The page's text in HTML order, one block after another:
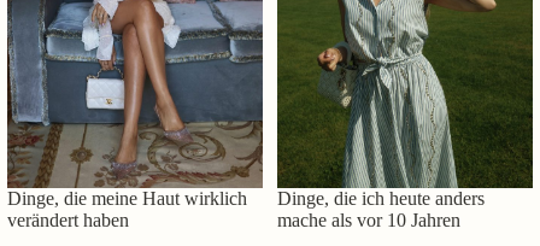
Dinge, die meine Haut wirklich
verändert haben
Dinge, die ich heute anders
mache als vor 10 Jahren